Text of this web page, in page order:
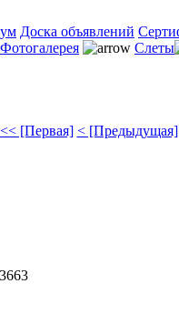
Доска объявлений
Фотогалерея Слеты
<< [Первая] < [Предыдущая]
3663